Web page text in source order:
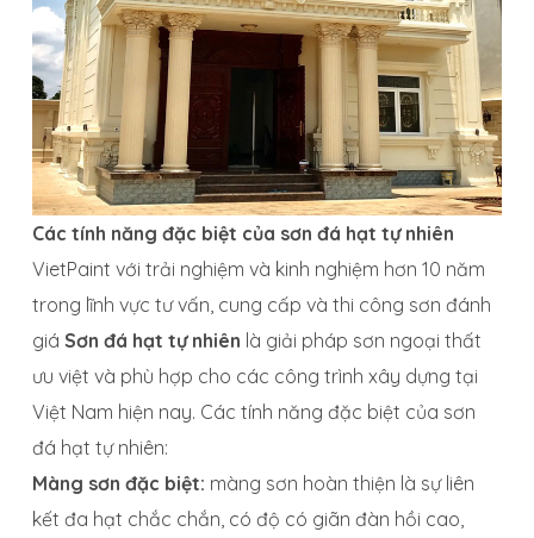
Các tính năng đặc biệt của sơn đá hạt tự nhiên
VietPaint với trải nghiệm và kinh nghiệm hơn 10 năm
trong lĩnh vực tư vấn, cung cấp và thi công sơn đánh
giá Sơn đá hạt tự nhiên là giải pháp sơn ngoại thất
ưu việt và phù hợp cho các công trình xây dựng tại
Việt Nam hiện nay. Các tính năng đặc biệt của sơn
đá hạt tự nhiên:
Màng sơn đặc biệt: màng sơn hoàn thiện là sự liên
kết đa hạt chắc chắn, có độ có giãn đàn hồi cao,